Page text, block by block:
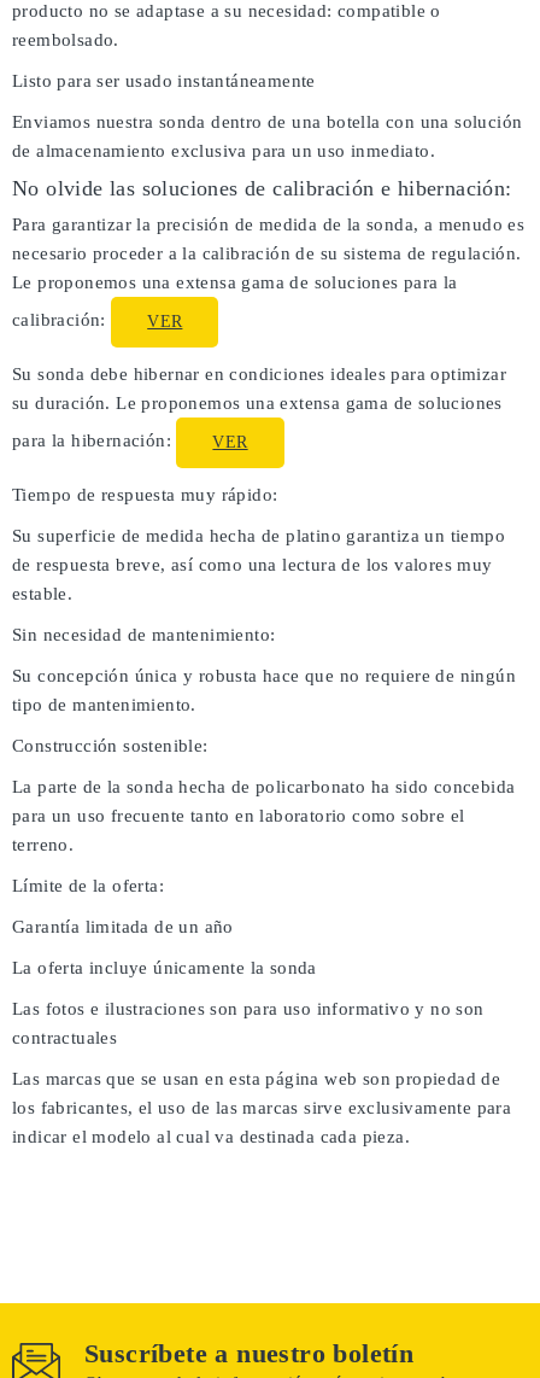
producto no se adaptase a su necesidad: compatible o
reembolsado.
Listo para ser usado instantáneamente
Enviamos nuestra sonda dentro de una botella con una solución
de almacenamiento exclusiva para un uso inmediato.
No olvide las soluciones de calibración e hibernación:
Para garantizar la precisión de medida de la sonda, a menudo es
necesario proceder a la calibración de su sistema de regulación.
Le proponemos una extensa gama de soluciones para la
calibración:
VER
Su sonda debe hibernar en condiciones ideales para optimizar
su duración. Le proponemos una extensa gama de soluciones
para la hibernación:
VER
Tiempo de respuesta muy rápido:
Su superficie de medida hecha de platino garantiza un tiempo
de respuesta breve, así como una lectura de los valores muy
estable.
Sin necesidad de mantenimiento:
Su concepción única y robusta hace que no requiere de ningún
tipo de mantenimiento.
Construcción sostenible:
La parte de la sonda hecha de policarbonato ha sido concebida
para un uso frecuente tanto en laboratorio como sobre el
terreno.
Límite de la oferta:
Garantía limitada de un año
La oferta incluye únicamente la sonda
Las fotos e ilustraciones son para uso informativo y no son
contractuales
Las marcas que se usan en esta página web son propiedad de
los fabricantes, el uso de las marcas sirve exclusivamente para
indicar el modelo al cual va destinada cada pieza.
Suscríbete a nuestro boletín